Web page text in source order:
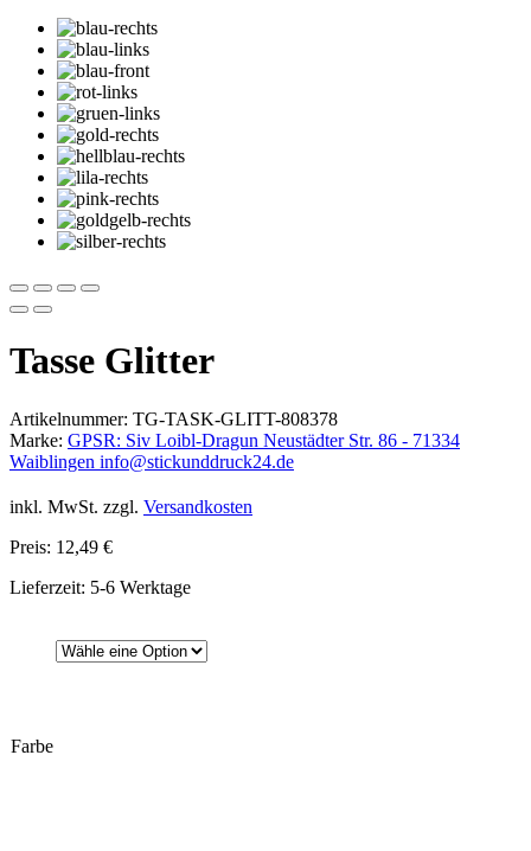
Tasse Glitter
Artikelnummer: TG-TASK-GLITT-808378
Marke: GPSR: Siv Loibl-Dragun Neustädter Str. 86 - 71334
Waiblingen info@stickunddruck24.de
inkl. MwSt. zzgl. Versandkosten
Preis: 12,49 €
Lieferzeit: 5-6 Werktage
Farbe